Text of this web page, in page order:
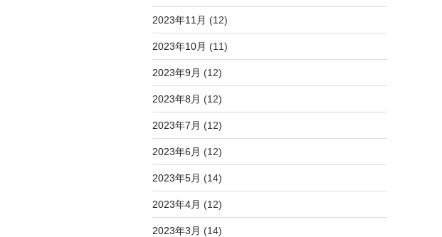
2023年11月 (12)
2023年10月 (11)
2023年9月 (12)
2023年8月 (12)
2023年7月 (12)
2023年6月 (12)
2023年5月 (14)
2023年4月 (12)
2023年3月 (14)